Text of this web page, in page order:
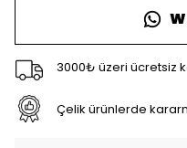
3000₺ üzeri ücretsiz
Çelik ürünlerde